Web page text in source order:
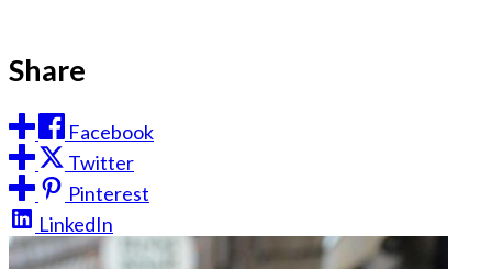
Share
Facebook
Twitter
Pinterest
LinkedIn